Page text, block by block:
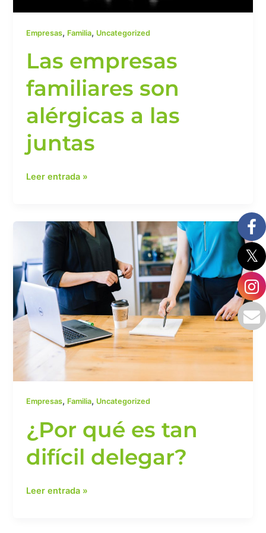
Empresas, Familia, Uncategorized
Las empresas
familiares son
alérgicas a las
juntas
Leer entrada »
Empresas, Familia, Uncategorized
¿Por qué es tan
difícil delegar?
es
tan
difícil
delegar?
Leer entrada »